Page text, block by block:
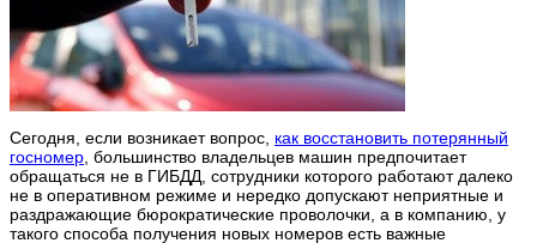
Сегодня, если возникает вопрос, как восстановить потерянный
госномер , большинство владельцев машин предпочитает
обращаться не в ГИБДД, сотрудники которого работают далеко
не в оперативном режиме и нередко допускают неприятные и
раздражающие бюрократические проволочки, а в компанию, у
такого способа получения новых номеров есть важные